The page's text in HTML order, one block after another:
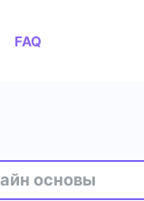
FAQ
основы